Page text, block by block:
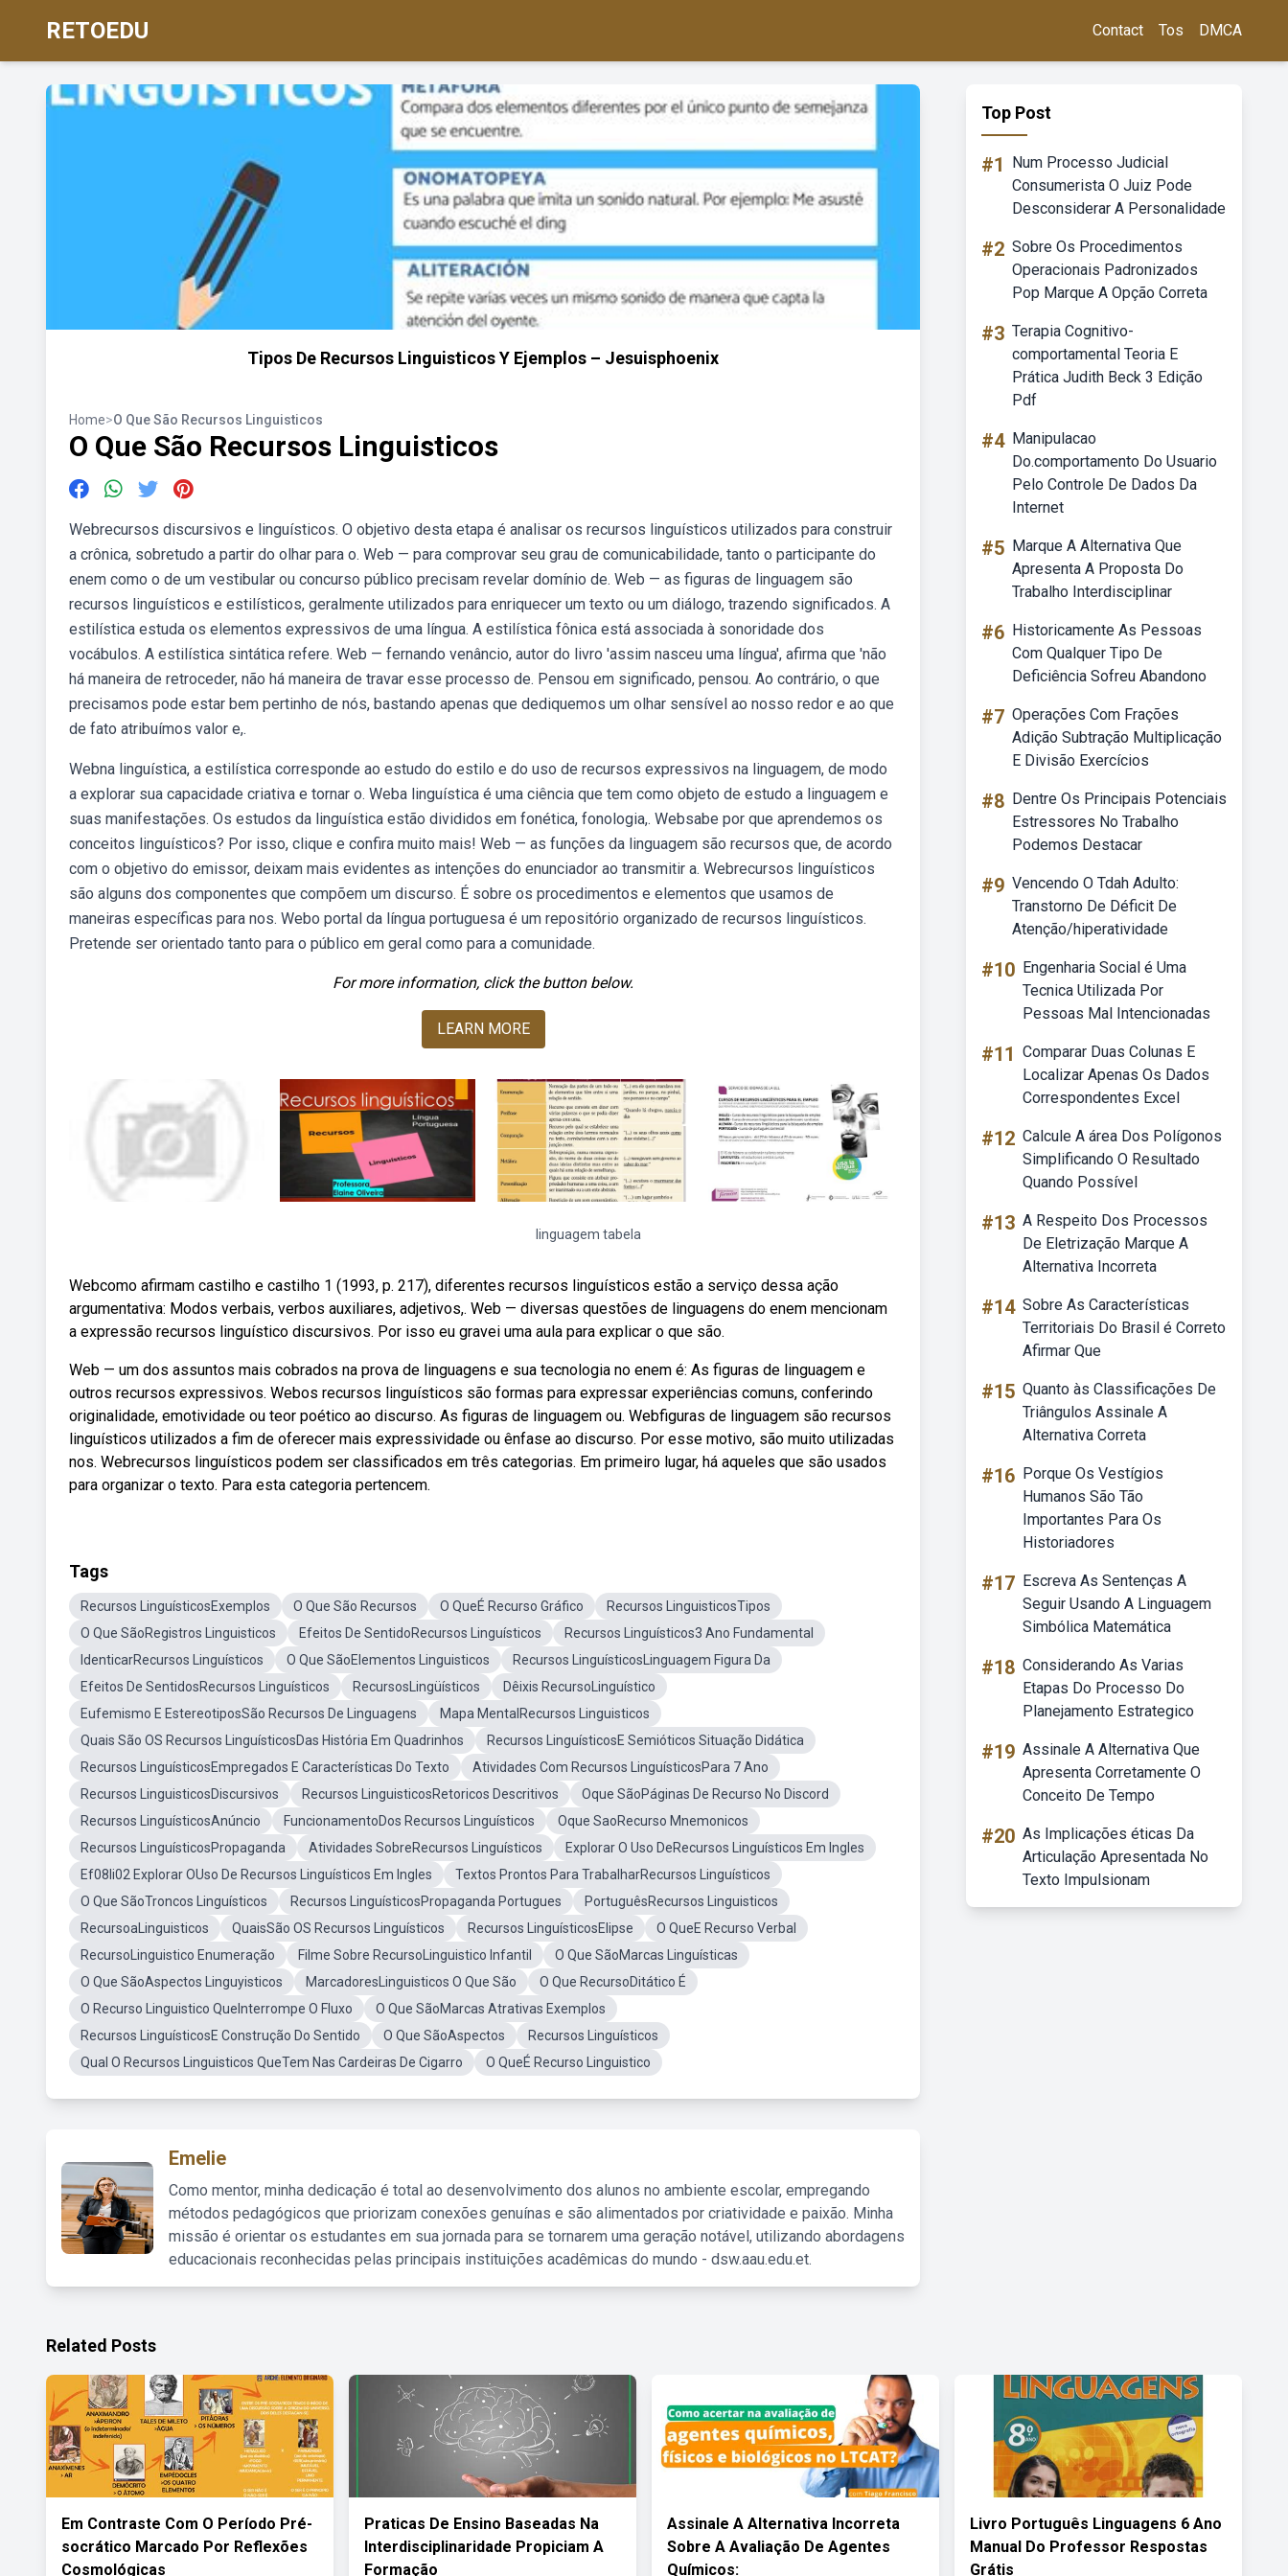
RETOEDU Contact Tos DMCA
Tipos De Recursos Linguisticos Y Ejemplos – Jesuisphoenix
Home>O Que São Recursos Linguisticos
O Que São Recursos Linguisticos
Webrecursos discursivos e linguísticos. O objetivo desta etapa é analisar os recursos linguísticos utilizados para construir
a crônica, sobretudo a partir do olhar para o. Web — para comprovar seu grau de comunicabilidade, tanto o participante do
enem como o de um vestibular ou concurso público precisam revelar domínio de. Web — as figuras de linguagem são
recursos linguísticos e estilísticos, geralmente utilizados para enriquecer um texto ou um diálogo, trazendo significados. A
estilística estuda os elementos expressivos de uma língua. A estilística fônica está associada à sonoridade dos
vocábulos. A estilística sintática refere. Web — fernando venâncio, autor do livro 'assim nasceu uma língua', afirma que 'não
há maneira de retroceder, não há maneira de travar esse processo de. Pensou em significado, pensou. Ao contrário, o que
precisamos pode estar bem pertinho de nós, bastando apenas que dediquemos um olhar sensível ao nosso redor e ao que
de fato atribuímos valor e,.
Webna linguística, a estilística corresponde ao estudo do estilo e do uso de recursos expressivos na linguagem, de modo
a explorar sua capacidade criativa e tornar o. Weba linguística é uma ciência que tem como objeto de estudo a linguagem e
suas manifestações. Os estudos da linguística estão divididos em fonética, fonologia,. Websabe por que aprendemos os
conceitos linguísticos? Por isso, clique e confira muito mais! Web — as funções da linguagem são recursos que, de acordo
com o objetivo do emissor, deixam mais evidentes as intenções do enunciador ao transmitir a. Webrecursos linguísticos
são alguns dos componentes que compõem um discurso. É sobre os procedimentos e elementos que usamos de
maneiras específicas para nos. Webo portal da língua portuguesa é um repositório organizado de recursos linguísticos.
Pretende ser orientado tanto para o público em geral como para a comunidade.
For more information, click the button below.
LEARN MORE
linguagem tabela
Webcomo afirmam castilho e castilho 1 (1993, p. 217), diferentes recursos linguísticos estão a serviço dessa ação
argumentativa: Modos verbais, verbos auxiliares, adjetivos,. Web — diversas questões de linguagens do enem mencionam
a expressão recursos linguístico discursivos. Por isso eu gravei uma aula para explicar o que são.
Web — um dos assuntos mais cobrados na prova de linguagens e sua tecnologia no enem é: As figuras de linguagem e
outros recursos expressivos. Webos recursos linguísticos são formas para expressar experiências comuns, conferindo
originalidade, emotividade ou teor poético ao discurso. As figuras de linguagem ou. Webfiguras de linguagem são recursos
linguísticos utilizados a fim de oferecer mais expressividade ou ênfase ao discurso. Por esse motivo, são muito utilizadas
nos. Webrecursos linguísticos podem ser classificados em três categorias. Em primeiro lugar, há aqueles que são usados
para organizar o texto. Para esta categoria pertencem.
Tags
Recursos LinguísticosExemplos O Que São Recursos O QueÉ Recurso Gráfico
Recursos LinguisticosTipos
O Que SãoRegistros Linguisticos
Efeitos De SentidoRecursos Linguísticos
Recursos Linguísticos3 Ano Fundamental
IdenticarRecursos Linguísticos
O Que SãoElementos Linguisticos
Recursos LinguísticosLinguagem Figura Da
Efeitos De SentidosRecursos Linguísticos
RecursosLingüísticos
Dêixis RecursoLinguístico
Eufemismo E EstereotiposSão Recursos De Linguagens
Mapa MentalRecursos Linguisticos
Quais São OS Recursos LinguísticosDas História Em Quadrinhos
Recursos LinguísticosE Semióticos Situação Didática
Recursos LinguísticosEmpregados E Características Do Texto
Atividades Com Recursos LinguísticosPara 7 Ano
Recursos LinguisticosDiscursivos
Recursos LinguisticosRetoricos Descritivos
Oque SãoPáginas De Recurso No Discord
Recursos LinguísticosAnúncio
FuncionamentoDos Recursos Linguísticos
Oque SaoRecurso Mnemonicos
Recursos LinguísticosPropaganda
Atividades SobreRecursos Linguísticos
Explorar O Uso DeRecursos Linguísticos Em Ingles
Ef08li02 Explorar OUso De Recursos Linguísticos Em Ingles
Textos Prontos Para TrabalharRecursos Linguísticos
O Que SãoTroncos Linguísticos
Recursos LinguísticosPropaganda Portugues
PortuguêsRecursos Linguisticos
RecursoaLinguisticos
QuaisSão OS Recursos Linguísticos Recursos LinguísticosElipse
O QueE Recurso Verbal
RecursoLinguistico Enumeração
Filme Sobre RecursoLinguistico Infantil
O Que SãoMarcas Linguísticas
O Que SãoAspectos Linguyisticos
MarcadoresLinguisticos O Que São
O Que RecursoDitático É
O Recurso Linguistico QueInterrompe O Fluxo
O Que SãoMarcas Atrativas Exemplos
Recursos LinguísticosE Construção Do Sentido
O Que SãoAspectos
Recursos Linguísticos
Qual O Recursos Linguisticos QueTem Nas Cardeiras De Cigarro
O QueÉ Recurso Linguistico
Emelie
Como mentor, minha dedicação é total ao desenvolvimento dos alunos no ambiente escolar, empregando
métodos pedagógicos que priorizam conexões genuínas e são alimentados por criatividade e paixão. Minha
missão é orientar os estudantes em sua jornada para se tornarem uma geração notável, utilizando abordagens
educacionais reconhecidas pelas principais instituições acadêmicas do mundo - dsw.aau.edu.et.
Top Post
#1
Num Processo Judicial
Consumerista O Juiz Pode
Desconsiderar A Personalidade
#2 Sobre Os Procedimentos
Operacionais Padronizados
Pop Marque A Opção Correta
#3 Terapia Cognitivo-
comportamental Teoria E
Prática Judith Beck 3 Edição
Pdf
#4 Manipulacao
Do.comportamento Do Usuario
Pelo Controle De Dados Da
Internet
#5 Marque A Alternativa Que
Apresenta A Proposta Do
Trabalho Interdisciplinar
#6 Historicamente As Pessoas
Com Qualquer Tipo De
Deficiência Sofreu Abandono
#7 Operações Com Frações
Adição Subtração Multiplicação
E Divisão Exercícios
#8 Dentre Os Principais Potenciais
Estressores No Trabalho
Podemos Destacar
#9 Vencendo O Tdah Adulto:
Transtorno De Déficit De
Atenção/hiperatividade
#10 Engenharia Social é Uma
Tecnica Utilizada Por
Pessoas Mal Intencionadas
#11 Comparar Duas Colunas E
Localizar Apenas Os Dados
Correspondentes Excel
#12 Calcule A área Dos Polígonos
Simplificando O Resultado
Quando Possível
#13 A Respeito Dos Processos
De Eletrização Marque A
Alternativa Incorreta
#14 Sobre As Características
Territoriais Do Brasil é Correto
Afirmar Que
#15 Quanto às Classificações De
Triângulos Assinale A
Alternativa Correta
#16 Porque Os Vestígios
Humanos São Tão
Importantes Para Os
Historiadores
#17 Escreva As Sentenças A
Seguir Usando A Linguagem
Simbólica Matemática
#18 Considerando As Varias
Etapas Do Processo Do
Planejamento Estrategico
#19 Assinale A Alternativa Que
Apresenta Corretamente O
Conceito De Tempo
#20 As Implicações éticas Da
Articulação Apresentada No
Texto Impulsionam
Related Posts
Em Contraste Com O Período Pré-
socrático Marcado Por Reflexões
Cosmológicas
Praticas De Ensino Baseadas Na
Interdisciplinaridade Propiciam A
Formação
Assinale A Alternativa Incorreta
Sobre A Avaliação De Agentes
Químicos:
Livro Português Linguagens 6 Ano
Manual Do Professor Respostas
Grátis